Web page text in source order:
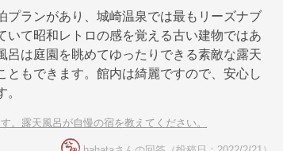
ランがあり、城崎温泉では最もリーズナブ
て昭和レトロの感を覚える古い建物ではあ
呂は庭園を眺めてゆったりできる素敵な露天
もできます。館内は綺麗ですので、安心し
。露天風呂が自慢の宿を教えてください。